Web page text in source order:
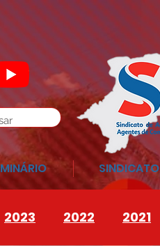
SINDICATO
2023 2022 2021